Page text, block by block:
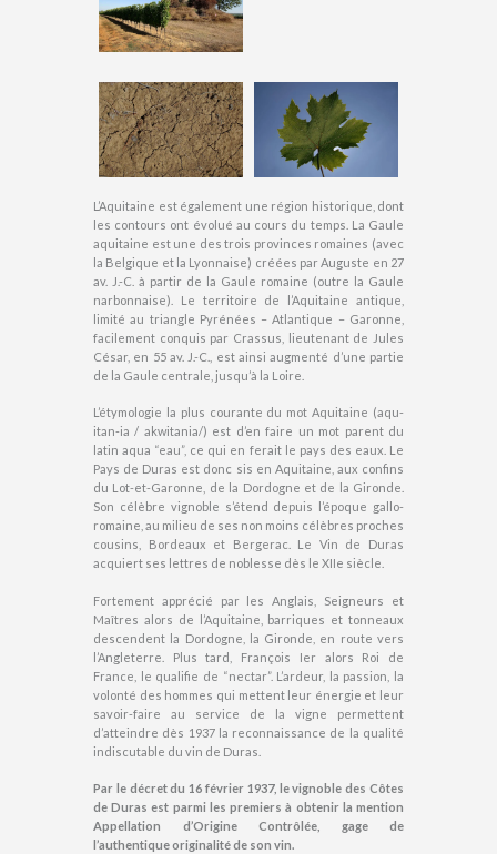
L’Aquitaine est également une région historique, dont
les contours ont évolué au cours du temps. La Gaule
aquitaine est une des trois provinces romaines (avec
la Belgique et la Lyonnaise) créées par Auguste en 27
av. J.-C. à partir de la Gaule romaine (outre la Gaule
narbonnaise). Le territoire de l’Aquitaine antique,
limité au triangle Pyrénées – Atlantique – Garonne,
facilement conquis par Crassus, lieutenant de Jules
César, en 55 av. J.-C., est ainsi augmenté d’une partie
de la Gaule centrale, jusqu’à la Loire.
L’étymologie la plus courante du mot Aquitaine (aqu-
itan-ia / akwitania/) est d’en faire un mot parent du
latin aqua “eau”, ce qui en ferait le pays des eaux. Le
Pays de Duras est donc sis en Aquitaine, aux confins
du Lot-et-Garonne, de la Dordogne et de la Gironde.
Son célèbre vignoble s’étend depuis l’époque gallo-
romaine, au milieu de ses non moins célèbres proches
cousins, Bordeaux et Bergerac. Le Vin de Duras
acquiert ses lettres de noblesse dès le XIIe siècle.
Fortement apprécié par les Anglais, Seigneurs et
Maîtres alors de l’Aquitaine, barriques et tonneaux
descendent la Dordogne, la Gironde, en route vers
l’Angleterre. Plus tard, François Ier alors Roi de
France, le qualifie de “nectar”. L’ardeur, la passion, la
volonté des hommes qui mettent leur énergie et leur
savoir-faire au service de la vigne permettent
d’atteindre dès 1937 la reconnaissance de la qualité
indiscutable du vin de Duras.
Par le décret du 16 février 1937, le vignoble des Côtes
de Duras est parmi les premiers à obtenir la mention
Appellation d’Origine Contrôlée, gage de
l’authentique originalité de son vin.